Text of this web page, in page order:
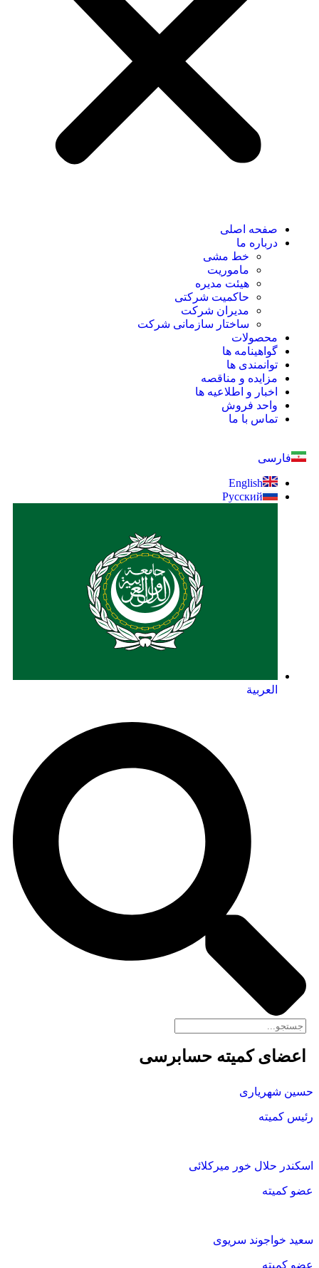
صفحه اصلی
درباره ما
خط مشی
ماموریت
هیئت مدیره
حاکمیت شرکتی
مدیران شرکت
ساختار سازمانی شرکت
محصولات
گواهینامه ها
توانمندی ها
مزایده و مناقصه
اخبار و اطلاعیه ها
واحد فروش
تماس با ما
فارسی
English
Русский
العربية
اعضای کمیته حسابرسی
حسین شهریاری
رئیس کمیته
اسکندر حلال خور میرکلائی
عضو کمیته
سعید خواجوند سریوی
عضو کمیته